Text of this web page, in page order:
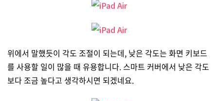
위에서 말했듯이 각도 조절이 되는데, 낮은 각도는 화면 키보드
를 사용할 일이 많을 때 유용합니다. 스마트 커버에서 낮은 각도
보다 조금 높다고 생각하시면 되겠네요.